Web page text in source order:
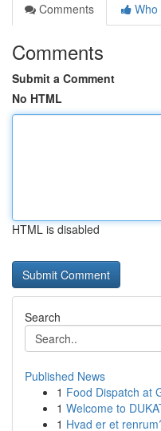
Comments
Who
Comments
Submit a Comment
No HTML
HTML is disabled
Search
Published News
1 Food Dispatch at
1 Welcome to
1 Hvad er et